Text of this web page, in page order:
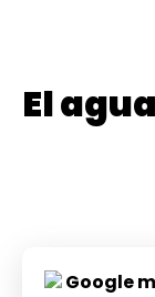
El
Google